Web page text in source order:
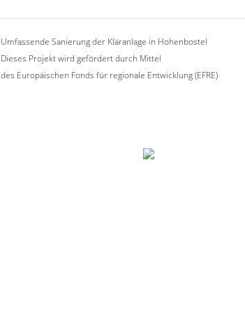
Umfassende Sanierung der Kläranlage in Hohenbostel
Dieses Projekt wird gefördert durch Mittel
des Europäischen Fonds für regionale Entwicklung (EFRE)